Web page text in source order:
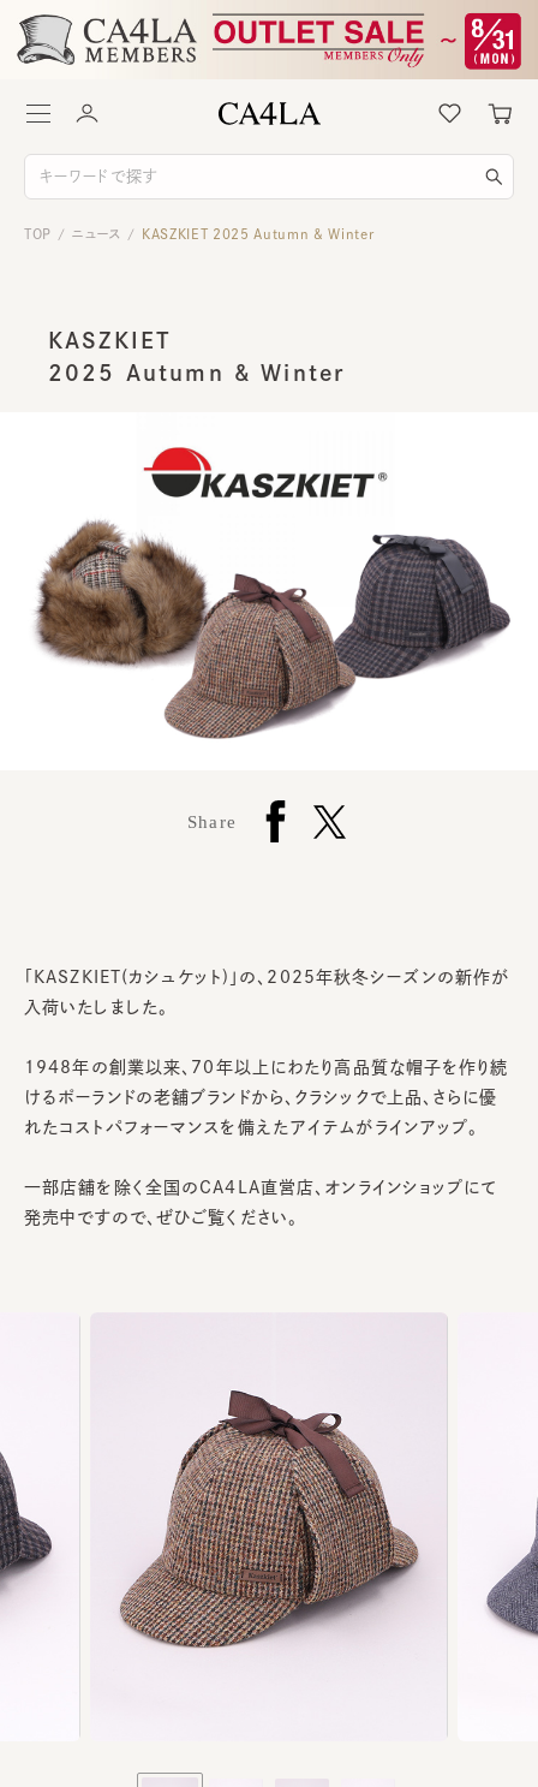
TOP / ニュース / KASZKIET 2025 Autumn & Winter
KASZKIET
2025 Autumn & Winter
Share
「KASZKIET(カシュケット)」の、2025年秋冬シーズンの新作が
入荷いたしました。
1948年の創業以来、70年以上にわたり高品質な帽子を作り続
けるポーランドの老舗ブランドから、クラシックで上品、さらに優
れたコストパフォーマンスを備えたアイテムがラインアップ。
一部店舗を除く全国のCA4LA直営店、オンラインショップにて
発売中ですので、ぜひご覧ください。